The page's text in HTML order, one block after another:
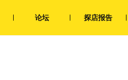
论坛 探店报告